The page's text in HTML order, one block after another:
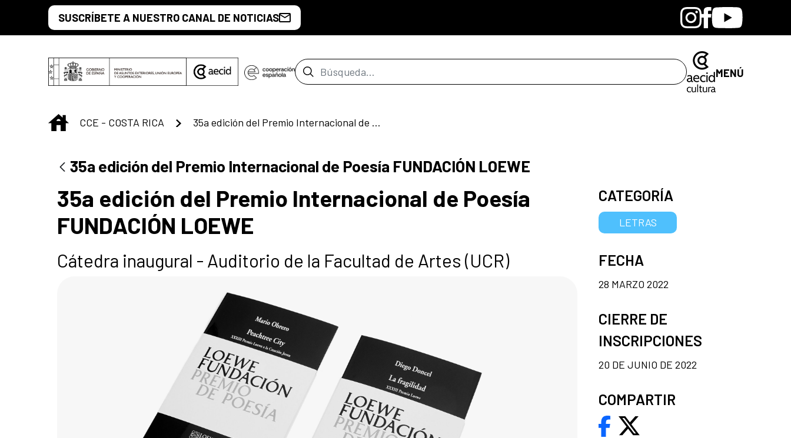
Saltar al contenido principal
SUSCRÍBETE A NUESTRO CANAL DE NOTICIAS BandcampInstagram
Facebook
Youtube
Barra de búsqueda MENÚ
INICIO
CCE - COSTA RICA 35a edición del Premio Internacional de Poesía FUNDACIÓN LOEWE
35a edición del Premio Internacional de Poesía FUNDACIÓN LOEWE
35a edición del Premio Internacional de Poesía
FUNDACIÓN LOEWE
Cátedra inaugural - Auditorio de la Facultad de Artes (UCR)
CATEGORÍA
LETRAS
FECHA
28 MARZO 2022
CIERRE DE
INSCRIPCIONES
20 DE JUNIO DE 2022
COMPARTIR